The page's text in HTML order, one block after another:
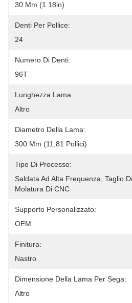
30 Mm (1.18in)
Denti Per Pollice:
24
Numero Di Denti:
96T
Lunghezza Lama:
Altro
Diametro Della Lama:
300 Mm (11,81 Pollici)
Tipo Di Processo:
Saldata Ad Alta Frequenza, Taglio
Molatura Di CNC
Supporto Personalizzato:
OEM
Finitura:
Nastro
Dimensione Della Lama Per Sega:
Altro